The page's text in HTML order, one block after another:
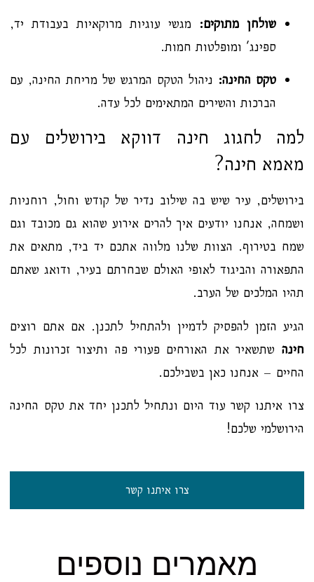
שולחן מתוקים:מגשי עוגיות מרוקאיות בעבודת יד,
ספינג' ומופלטות חמות.
טקס החינה:ניהול הטקס המרגש של מריחת החינה, עם
הברכות והשירים המתאימים לכל עדה.
למה לחגוג חינה דווקא בירושלים עם
מאמא חינה?
בירושלים, עיר שיש בה שילוב נדיר של קודש וחול, רוחניות
ושמחה, אנחנו יודעים איך להרים אירוע שהוא גם מכובד וגם
שמח בטירוף. הצוות שלנו מלווה אתכם יד ביד, מתאים את
התפאורה והביגוד לאופי האולם שבחרתם בעיר, ודואג שאתם
תהיו המלכים של הערב.
הגיע הזמן להפסיק לדמיין ולהתחיל לתכנן. אם אתם רוצים
חינהשתשאיר את האורחים פעורי פה ותיצור זכרונות לכל
החיים – אנחנו כאן בשבילכם.
צרו איתנו קשר עוד היום ונתחיל לתכנן יחד את טקס החינה
הירושלמי שלכם!
צרו איתנו קשר
מאמרים נוספים